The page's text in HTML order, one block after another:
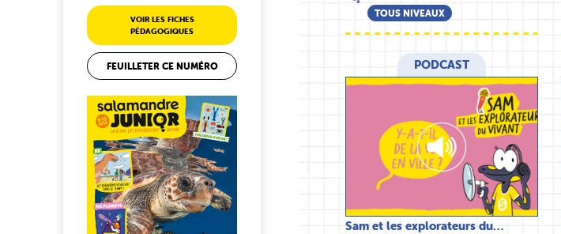
VOIR LES FICHES
PÉDAGOGIQUES
FEUILLETER CE NUMÉRO
TOUS NIVEAUX
PODCAST
Sam et les explorateurs du…